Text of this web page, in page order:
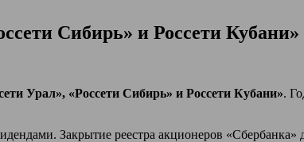
Сибирь» и Россети
Урал», «Россети Сибирь» и Россети Кубани».
Закрытие реестра акционеров